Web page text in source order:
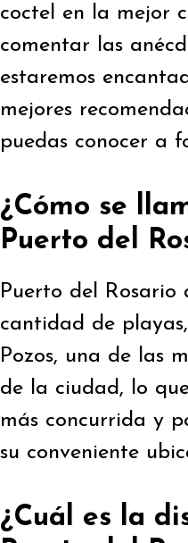
coctel en la mejor
comentar las
estaremos
mejores
puedas conocer a
¿Cómo se
Puerto del
Puerto del
cantidad de
Pozos, una de las
de la ciudad, lo
más concurrida y
su conveniente
¿Cuál es la